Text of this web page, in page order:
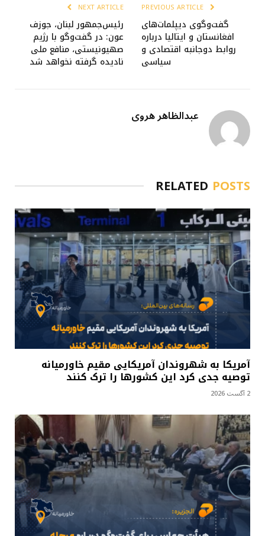
گفت‌وگوی دیپلمات‌های
افغانستان و ایتالیا درباره
روابط دوجانبه اقتصادی و
سیاسی
NEXT ARTICLE
رئیس‌جمهور لبنان، جوزف
عون: در گفت‌وگو با رژیم
صهیونیستی، منافع ملی
نادیده گرفته نخواهد شد
عبدالظاهر هروی
RELATED POSTS
آمریکا به شهروندان آمریکایی مقیم خاورمیانه
توصیه جدی کرد این کشورها را ترک کنند
2 آگست 2026